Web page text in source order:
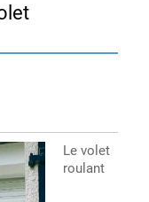
Le volet
roulant